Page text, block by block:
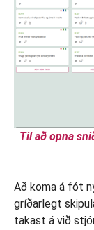
Til að opna
Að koma á fót
gríðarlegt
takast á við